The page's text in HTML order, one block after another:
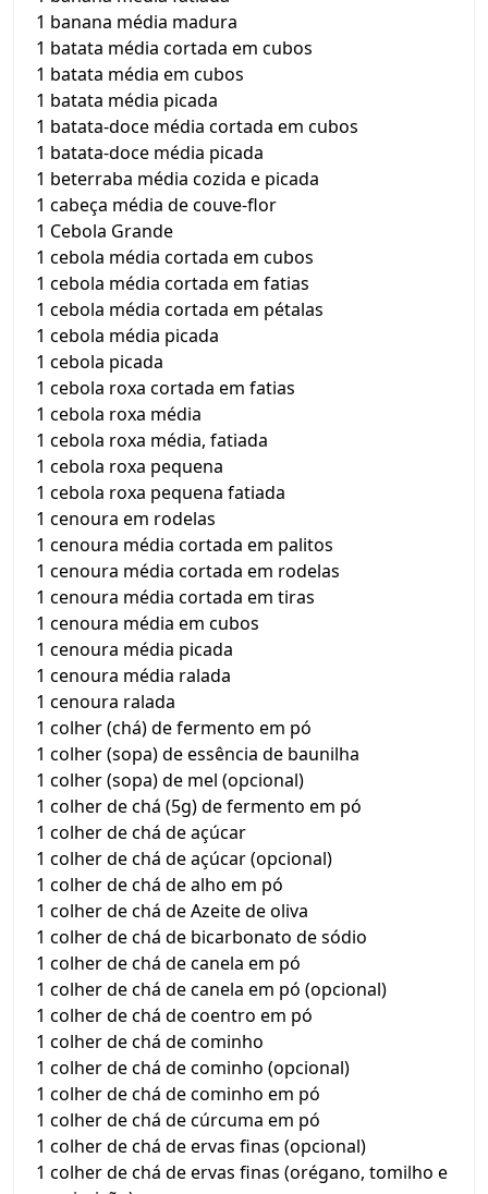
1 banana média madura
1 batata média cortada em cubos
1 batata média em cubos
1 batata média picada
1 batata-doce média cortada em cubos
1 batata-doce média picada
1 beterraba média cozida e picada
1 cabeça média de couve-flor
1 Cebola Grande
1 cebola média cortada em cubos
1 cebola média cortada em fatias
1 cebola média cortada em pétalas
1 cebola média picada
1 cebola picada
1 cebola roxa cortada em fatias
1 cebola roxa média
1 cebola roxa média, fatiada
1 cebola roxa pequena
1 cebola roxa pequena fatiada
1 cenoura em rodelas
1 cenoura média cortada em palitos
1 cenoura média cortada em rodelas
1 cenoura média cortada em tiras
1 cenoura média em cubos
1 cenoura média picada
1 cenoura média ralada
1 cenoura ralada
1 colher (chá) de fermento em pó
1 colher (sopa) de essência de baunilha
1 colher (sopa) de mel (opcional)
1 colher de chá (5g) de fermento em pó
1 colher de chá de açúcar
1 colher de chá de açúcar (opcional)
1 colher de chá de alho em pó
1 colher de chá de Azeite de oliva
1 colher de chá de bicarbonato de sódio
1 colher de chá de canela em pó
1 colher de chá de canela em pó (opcional)
1 colher de chá de coentro em pó
1 colher de chá de cominho
1 colher de chá de cominho (opcional)
1 colher de chá de cominho em pó
1 colher de chá de cúrcuma em pó
1 colher de chá de ervas finas (opcional)
1 colher de chá de ervas finas (orégano, tomilho e